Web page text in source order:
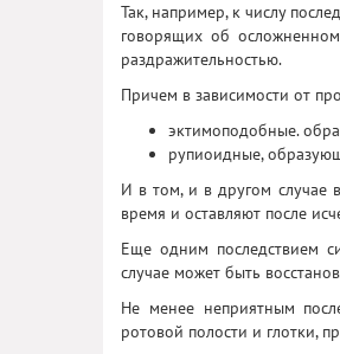
Так, например, к числу
говорящих об
раздражительностью.
Причем в зависимости от
эктимоподобные.
рупиоидные,
И в том, и в другом случае
время и оставляют после
Еще одним последствием
случае может быть
Не менее неприятным
ротовой полости и глотки,